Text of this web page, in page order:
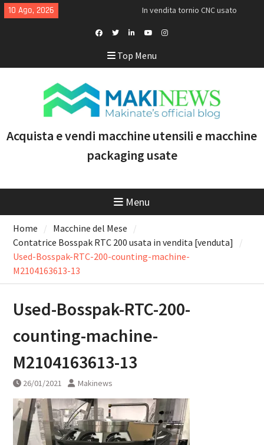
Skip
to
10 Ago, 2026
In vendita tornio CNC usato
[VENDUTO]
usati recenti con controllo
Doosan Puma 2600 LY: il tornio
CNC ideale per aumentare
produttività e marginalità
Facebook
TwitterLinkedin
Profile
Youtube
Top Menu
Acquista e vendi macchine utensili e macchine
packaging usate
Menu
Home
Macchine del Mese
Contatrice Bosspak RTC 200 usata in vendita [venduta]
Used-Bosspak-RTC-200-counting-machine-
M2104163613-13
Used-Bosspak-RTC-200-
counting-machine-
M2104163613-13
26/01/2021 Makinews